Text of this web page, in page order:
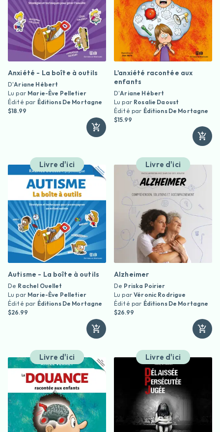
Anxiété - La boîte à outils
D'Ariane Hébert
Lu par Marie-Ève Pelletier
Édité par Éditions De Mortagne
$18.99
L'anxiété racontée aux
enfants
D'Ariane Hébert
Lu par Rosalie Daoust
Édité par Éditions De Mortagne
$15.99
Livre d'ici
Autisme - La boîte à outils
De Rachel Ouellet
Lu par Marie-Ève Pelletier
Édité par Éditions De Mortagne
$26.99
Livre d'ici
Alzheimer
De Priska Poirier
Lu parVéronic Rodrigue
Édité par Éditions De Mortagne
$26.99
Livre d'ici Livre d'ici